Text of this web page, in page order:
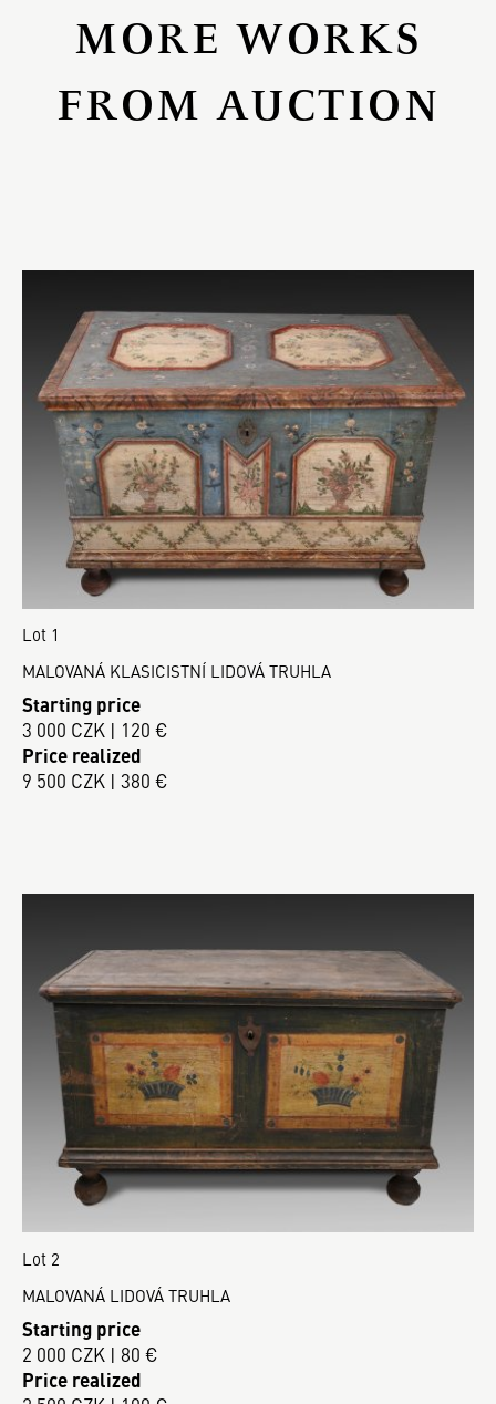
MORE WORKS
FROM AUCTION
Lot 1
MALOVANÁ KLASICISTNÍ LIDOVÁ TRUHLA
Starting price
3 000 CZK | 120 €
Price realized
9 500 CZK | 380 €
Lot 2
MALOVANÁ LIDOVÁ TRUHLA
Starting price
2 000 CZK | 80 €
Price realized